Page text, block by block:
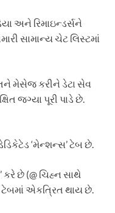
અને રિમાઇન્ડર્સને
સામાન્ય ચેટ લિસ્ટમાં
મેસેજ કરીને ડેટા સેવ
જગ્યા પૂરી પાડે છે.
‘મેન્શન્સ’ ટેબ છે.
છે (@ ચિહ્ન સાથે
એકત્રિત થાય છે.